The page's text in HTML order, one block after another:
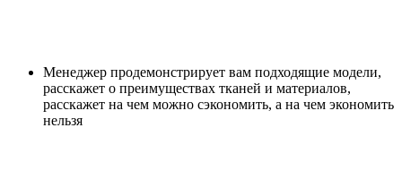
Менеджер продемонстрирует вам подходящие модели,
расскажет о преимуществах тканей и материалов,
расскажет на чем можно сэкономить, а на чем экономить
нельзя